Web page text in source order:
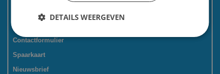
Contactformulier
Spaarkaart
Nieuwsbrief
DETAILS WEERGEVEN